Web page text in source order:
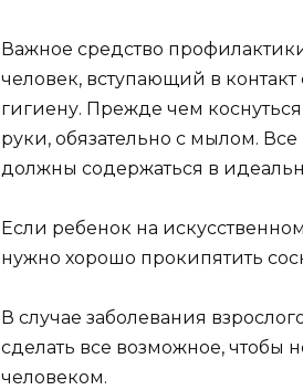
Важное средство
человек, вступающий в
гигиену. Прежде чем
руки, обязательно с мылом.
должны содержаться в
Если ребенок на
нужно хорошо прокипятить
В случае заболевания
сделать все возможное, чтобы
человеком.